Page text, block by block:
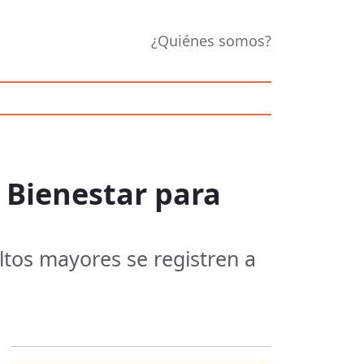
¿Quiénes somos?
Bienestar para
mayores se registren a